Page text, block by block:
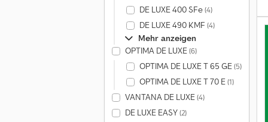
DE LUXE 400 SFe(4)
DE LUXE 490 KMF (4)
Mehr anzeigen
OPTIMA DE LUXE(6)
OPTIMA DE LUXE T 65 GE(5)
OPTIMA DE LUXE T 70 E(1)
VANTANA DE LUXE(4)
DE LUXE EASY(2)